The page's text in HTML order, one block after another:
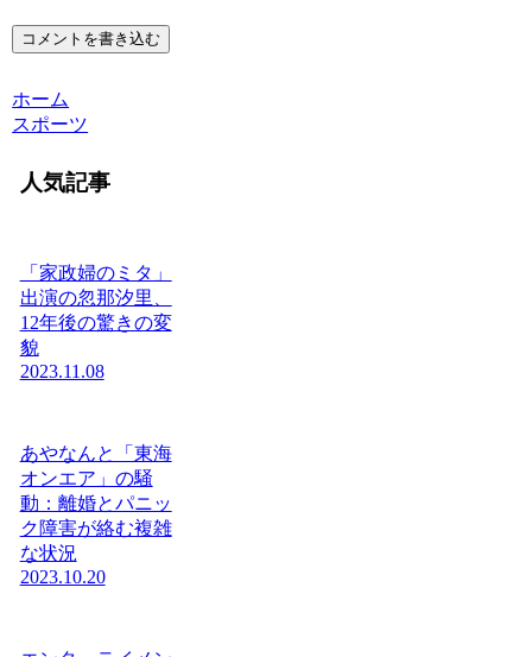
コメントを書き込む
ホーム
スポーツ
人気記事
「家政婦のミタ」
出演の忽那汐里、
12年後の驚きの変
貌
2023.11.08
あやなんと「東海
オンエア」の騒
動：離婚とパニッ
ク障害が絡む複雑
な状況
2023.10.20